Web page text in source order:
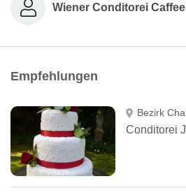
Wiener Conditorei
Empfehlungen
Bezirk
Conditorei